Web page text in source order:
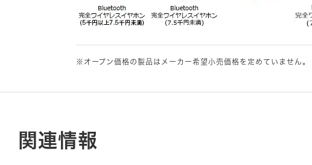
※オープン価格の製品はメーカー希望小売価格を定めていません。
関連情報